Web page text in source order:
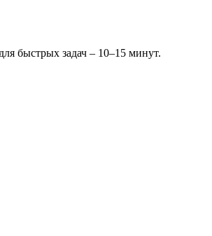
быстрых задач – 10–15 минут.